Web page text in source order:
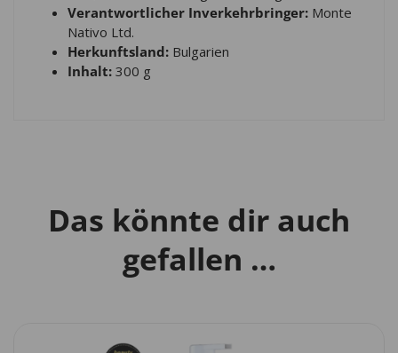
Verantwortlicher Inverkehrbringer: Monte
Nativo Ltd.
Herkunftsland: Bulgarien
Inhalt: 300 g
Das könnte dir auch
gefallen …